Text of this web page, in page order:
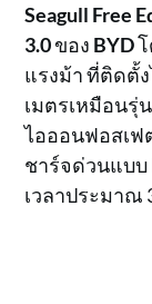
Seagull Free
3.0ของ BYD
แรงม้า ที่ติดตั้
เมตรเหมือนรุ่
ไอออนฟอสเฟ
ชาร์จด่วนแบบ
เวลาประมาณ